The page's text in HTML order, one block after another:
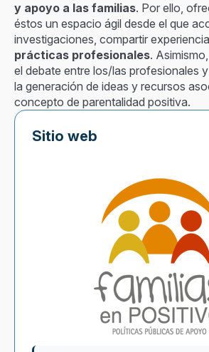
y apoyo a las familias. Por ello,
éstos un espacio ágil desde el que
investigaciones, compartir
prácticas profesionales.
el debate entre los/las profesionales
la generación de ideas y recursos
concepto de parentalidad positiva.
Sitio web